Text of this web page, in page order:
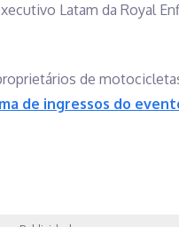
Latam da Royal
de
de ingressos do